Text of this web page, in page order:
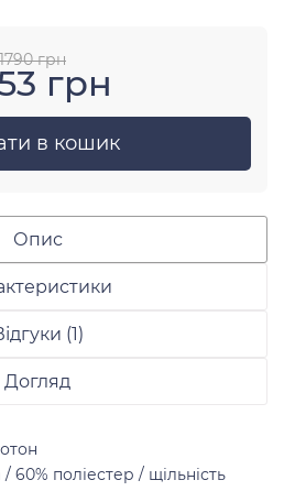
1790 грн
грн
в кошик
Опис
(1)
Догляд
поліестер / щільність